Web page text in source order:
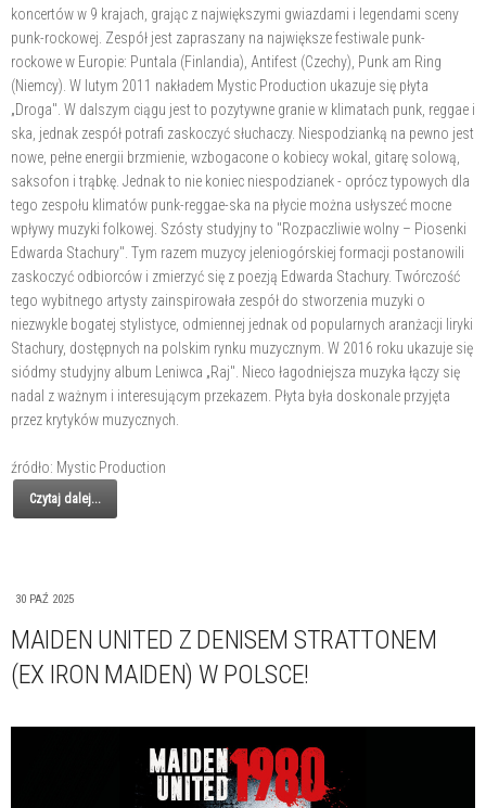
koncertów w 9 krajach, grając z największymi gwiazdami i legendami sceny
punk-rockowej. Zespół jest zapraszany na największe festiwale punk-
rockowe w Europie: Puntala (Finlandia), Antifest (Czechy), Punk am Ring
(Niemcy). W lutym 2011 nakładem Mystic Production ukazuje się płyta
„Droga". W dalszym ciągu jest to pozytywne granie w klimatach punk, reggae i
ska, jednak zespół potrafi zaskoczyć słuchaczy. Niespodzianką na pewno jest
nowe, pełne energii brzmienie, wzbogacone o kobiecy wokal, gitarę solową,
saksofon i trąbkę. Jednak to nie koniec niespodzianek - oprócz typowych dla
tego zespołu klimatów punk-reggae-ska na płycie można usłyszeć mocne
wpływy muzyki folkowej. Szósty studyjny to "Rozpaczliwie wolny – Piosenki
Edwarda Stachury". Tym razem muzycy jeleniogórskiej formacji postanowili
zaskoczyć odbiorców i zmierzyć się z poezją Edwarda Stachury. Twórczość
tego wybitnego artysty zainspirowała zespół do stworzenia muzyki o
niezwykle bogatej stylistyce, odmiennej jednak od popularnych aranżacji liryki
Stachury, dostępnych na polskim rynku muzycznym. W 2016 roku ukazuje się
siódmy studyjny album Leniwca „Raj". Nieco łagodniejsza muzyka łączy się
nadal z ważnym i interesującym przekazem. Płyta była doskonale przyjęta
przez krytyków muzycznych.
źródło: Mystic Production
Czytaj dalej...
30 PAŹ 2025
MAIDEN UNITED Z DENISEM STRATTONEM
(EX IRON MAIDEN) W POLSCE!